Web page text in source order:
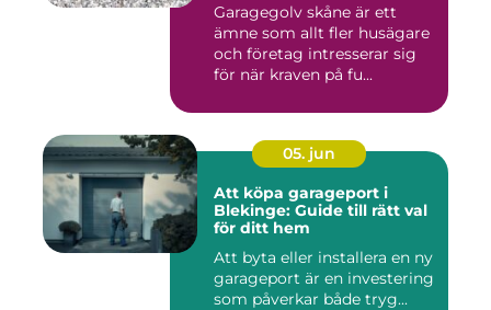
Garagegolv skåne är ett
ämne som allt fler husägare
och företag intresserar sig
för när kraven på fu...
05. jun
Att köpa garageport i
Blekinge: Guide till rätt val
för ditt hem
Att byta eller installera en ny
garageport är en investering
som påverkar både tryg...